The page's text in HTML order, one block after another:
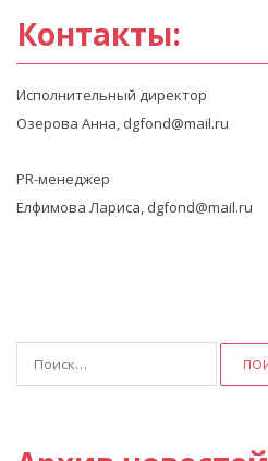
Контакты:
Исполнительный директор
Озерова Анна, dgfond@mail.ru
PR-менеджер
Елфимова Лариса, dgfond@mail.ru